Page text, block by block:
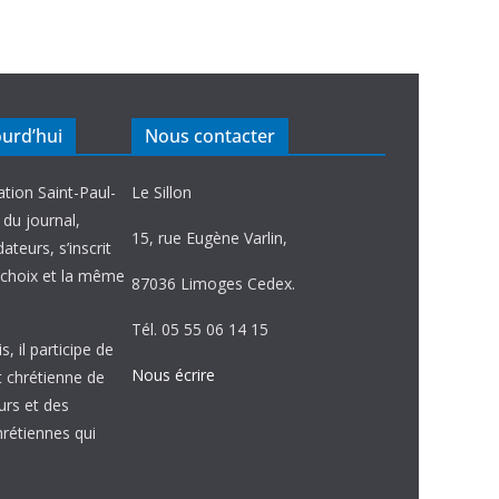
Saint-Paul-
journal,
s’inscrit
et la même
il participe de
chrétienne de
et des
qui
Nous contacter
Le Sillon
15, rue Eugène Varlin,
87036 Limoges Cedex.
Tél. 05 55 06 14 15
Nous écrire